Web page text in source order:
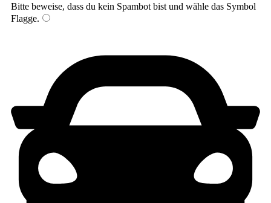
Bitte beweise, dass du kein Spambot bist und wähle das Symbol
Flagge.